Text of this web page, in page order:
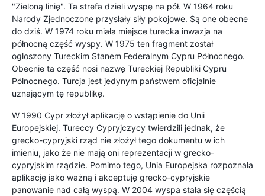
"Zieloną linię". Ta strefa dzieli wyspę na pół. W 1964 roku
Narody Zjednoczone przysłały siły pokojowe. Są one obecne
do dziś. W 1974 roku miała miejsce turecka inwazja na
północną część wyspy. W 1975 ten fragment został
ogłoszony Tureckim Stanem Federalnym Cypru Północnego.
Obecnie ta część nosi nazwę Tureckiej Republiki Cypru
Północnego. Turcja jest jedynym państwem oficjalnie
uznającym tę republikę.
W 1990 Cypr złożył aplikację o wstąpienie do Unii
Europejskiej. Tureccy Cypryjczycy twierdzili jednak, że
grecko-cypryjski rząd nie złożył tego dokumentu w ich
imieniu, jako że nie mają oni reprezentacji w grecko-
cypryjskim rządzie. Pomimo tego, Unia Europejska rozpoznała
aplikację jako ważną i akceptuję grecko-cypryjskie
panowanie nad całą wyspą. W 2004 wyspa stała się częścią